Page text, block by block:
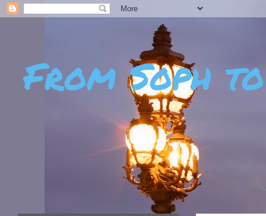
From Soph
- DÉCOUVERTES -
CRÉATIVITÉ - ART